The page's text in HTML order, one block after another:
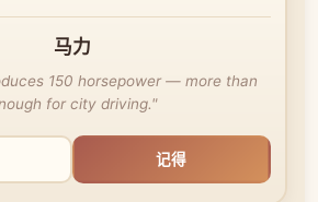
马力
150 horsepower — more than
for city driving."
记得